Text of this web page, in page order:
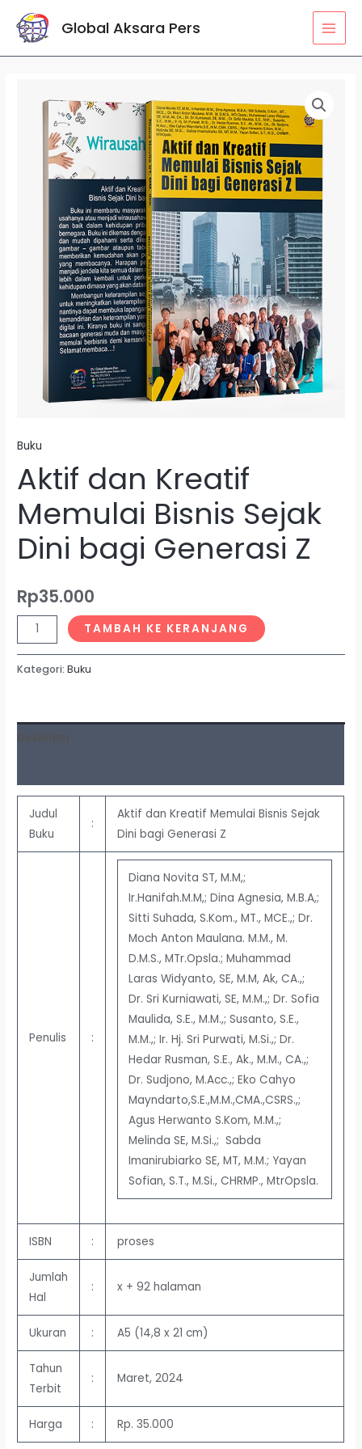
Lewati
Global Aksara Pers
Buku
Aktif dan Kreatif
Memulai Bisnis Sejak
Dini bagi Generasi Z
Rp35.000
Kreatif
Memulai
Generasi
TAMBAH KE KERANJANG
Kategori:Buku
Deskripsi
Judul
Buku
:
Aktif dan Kreatif Memulai Bisnis Sejak
Dini bagi Generasi Z
Penulis :
Diana Novita ST, M.M,;
Ir.Hanifah.M.M,; Dina Agnesia, M.B.A,;
Sitti Suhada, S.Kom., MT., MCE.,; Dr.
Moch Anton Maulana. M.M., M.
D.M.S., MTr.Opsla.; Muhammad
Laras Widyanto, SE, M.M, Ak, CA.,;
Dr. Sri Kurniawati, SE, M.M.,; Dr. Sofia
Maulida, S.E., M.M.,; Susanto, S.E.,
M.M.,; Ir. Hj. Sri Purwati, M.Si.,; Dr.
Hedar Rusman, S.E., Ak., M.M., CA.,;
Dr. Sudjono, M.Acc.,; Eko Cahyo
Mayndarto,S.E.,M.M.,CMA.,CSRS.,;
Agus Herwanto S.Kom, M.M.,;
Melinda SE, M.Si.,; Sabda
Imanirubiarko SE, MT, M.M.; Yayan
Sofian, S.T., M.Si., CHRMP., MtrOpsla.
ISBN : proses
Jumlah
Hal
: x + 92 halaman
Ukuran : A5 (14,8 x 21 cm)
Tahun
Terbit
: Maret, 2024
Harga : Rp. 35.000